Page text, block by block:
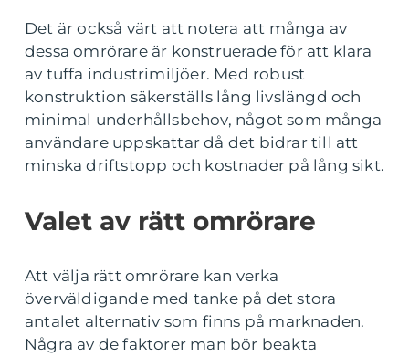
Det är också värt att notera att många av
dessa omrörare är konstruerade för att klara
av tuffa industrimiljöer. Med robust
konstruktion säkerställs lång livslängd och
minimal underhållsbehov, något som många
användare uppskattar då det bidrar till att
minska driftstopp och kostnader på lång sikt.
Valet av rätt omrörare
Att välja rätt omrörare kan verka
överväldigande med tanke på det stora
antalet alternativ som finns på marknaden.
Några av de faktorer man bör beakta